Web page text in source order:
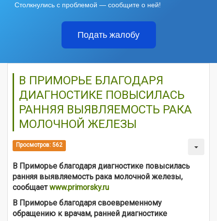
Столкнулись с проблемой — сообщите о ней!
Подать жалобу
В ПРИМОРЬЕ БЛАГОДАРЯ
ДИАГНОСТИКЕ ПОВЫСИЛАСЬ
РАННЯЯ ВЫЯВЛЯЕМОСТЬ РАКА
МОЛОЧНОЙ ЖЕЛЕЗЫ
Просмотров: 562
В Приморье благодаря диагностике повысилась
ранняя выявляемость рака молочной железы,
сообщаетwww.primorsky.ru
В Приморье благодаря своевременному
обращению к врачам, ранней диагностике